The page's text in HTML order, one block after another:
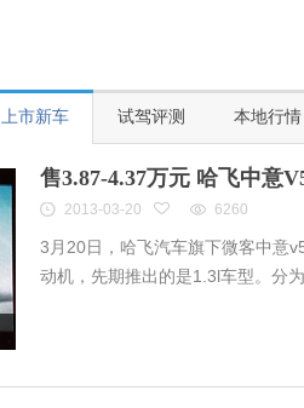
上市新车 试驾评测 本地行情
售3.87-4.37万元 哈飞中意
2013-03-20 6260
3月20日，哈飞汽车旗下微客中意
动机，先期推出的是1.3l车型。分